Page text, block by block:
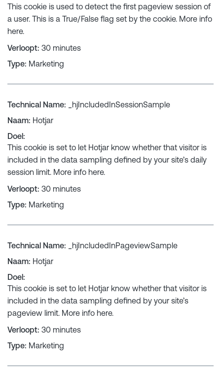
This cookie is used to detect the first pageview session of
a user. This is a True/False flag set by the cookie. More info
here.
Verloopt: 30 minutes
Type: Marketing
Technical Name:
_hjIncludedInSessionSample
Naam: Hotjar
Doel:
This cookie is set to let Hotjar know whether that visitor is
included in the data sampling defined by your site’s daily
session limit. More info here.
Verloopt: 30 minutes
Type: Marketing
Technical Name:
_hjIncludedInPageviewSample
Naam: Hotjar
Doel:
This cookie is set to let Hotjar know whether that visitor is
included in the data sampling defined by your site’s
pageview limit. More info here.
Verloopt: 30 minutes
Type: Marketing